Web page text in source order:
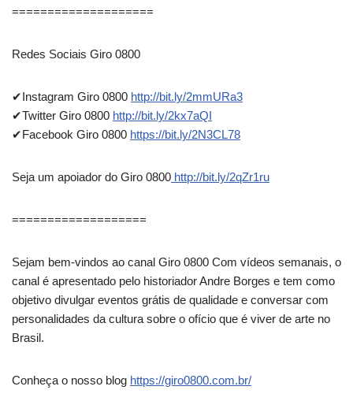
====================
Redes Sociais Giro 0800
✔Instagram Giro 0800 http://bit.ly/2mmURa3
✔Twitter Giro 0800 http://bit.ly/2kx7aQI
✔Facebook Giro 0800 https://bit.ly/2N3CL78
Seja um apoiador do Giro 0800 http://bit.ly/2qZr1ru
===================
Sejam bem-vindos ao canal Giro 0800 Com vídeos semanais, o
canal é apresentado pelo historiador Andre Borges e tem como
objetivo divulgar eventos grátis de qualidade e conversar com
personalidades da cultura sobre o ofício que é viver de arte no
Brasil.
Conheça o nosso blog https://giro0800.com.br/